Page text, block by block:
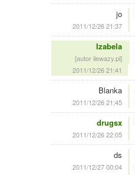
jo
2011/12/26 21:37
Izabela
[autor ilewazy.pl]
2011/12/26 21:41
Blanka
2011/12/26 21:45
drugsx
2011/12/26 22:05
ds
2011/12/27 00:04